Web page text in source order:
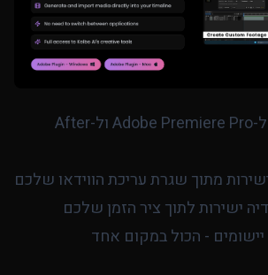
אינטגרציה מובנית ל-Adobe Premiere Pro ול-After
ישירות לתוך ציר הזמן שלכם
יישומים - הכול במקום אחד